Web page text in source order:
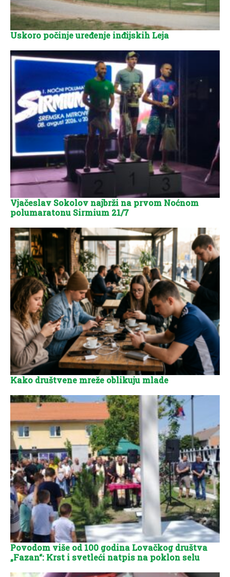
Uskoro počinje uređenje inđijskih Leja
Vjačeslav Sokolov najbrži na prvom Noćnom
polumaratonu Sirmium 21/7
Kako društvene mreže oblikuju mlade
Povodom više od 100 godina Lovačkog društva
„Fazan“: Krst i svetleći natpis na poklon selu